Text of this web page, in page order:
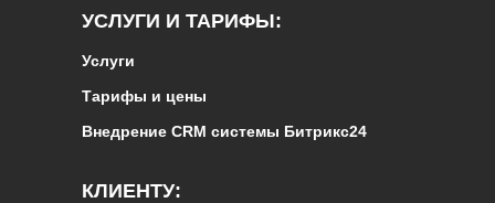
Тарифы и цены
Внедрение CRM системы Битрикс24
УСЛУГИ И ТАРИФЫ:
Услуги
КЛИЕНТУ: